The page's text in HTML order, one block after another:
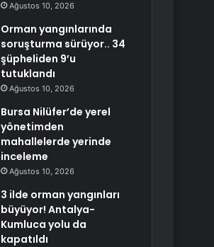
Ağustos 10, 2026
Orman yangınlarında
soruşturma sürüyor.. 34
şüpheliden 9’u
tutuklandı
Ağustos 10, 2026
Bursa Nilüfer’de yerel
yönetimden
mahallelerde yerinde
inceleme
Ağustos 10, 2026
3 ilde orman yangınları
büyüyor! Antalya-
Kumluca yolu da
kapatıldı